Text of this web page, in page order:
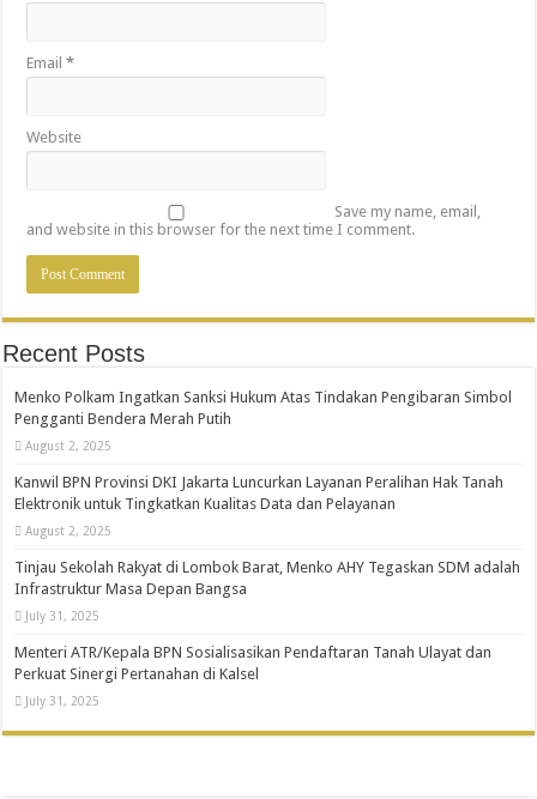
Email*
Website
Save my name, email,
and website in this browser for the next time I comment.
Recent Posts
Menko Polkam Ingatkan Sanksi Hukum Atas Tindakan Pengibaran Simbol
Pengganti Bendera Merah Putih
August 2, 2025
Kanwil BPN Provinsi DKI Jakarta Luncurkan Layanan Peralihan Hak Tanah
Elektronik untuk Tingkatkan Kualitas Data dan Pelayanan
August 2, 2025
Tinjau Sekolah Rakyat di Lombok Barat, Menko AHY Tegaskan SDM adalah
Infrastruktur Masa Depan Bangsa
July 31, 2025
Menteri ATR/Kepala BPN Sosialisasikan Pendaftaran Tanah Ulayat dan
Perkuat Sinergi Pertanahan di Kalsel
July 31, 2025